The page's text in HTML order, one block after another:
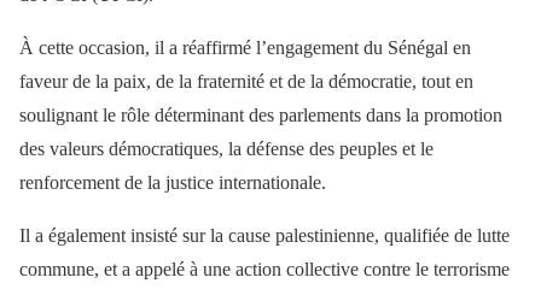
À cette occasion, il a réaffirmé l’engagement du Sénégal en
faveur de la paix, de la fraternité et de la démocratie, tout en
soulignant le rôle déterminant des parlements dans la promotion
des valeurs démocratiques, la défense des peuples et le
renforcement de la justice internationale.
Il a également insisté sur la cause palestinienne, qualifiée de lutte
commune, et a appelé à une action collective contre le terrorisme